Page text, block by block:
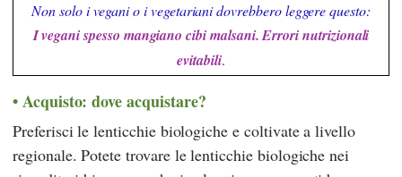
Non solo i vegani o i vegetariani dovrebbero leggere questo:
I vegani spesso mangiano cibi malsani. Errori nutrizionali
evitabili.
Acquisto: dove acquistare?
Preferisci le lenticchie biologiche e coltivate a livello
regionale. Potete trovare le lenticchie biologiche nei